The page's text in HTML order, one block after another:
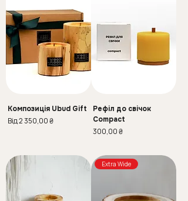
Композиція Ubud Gift
Від2 350,00 ₴
За розпродажем
Рефіл до свічок
Compact
Ціна
300,00 ₴
Extra Wide